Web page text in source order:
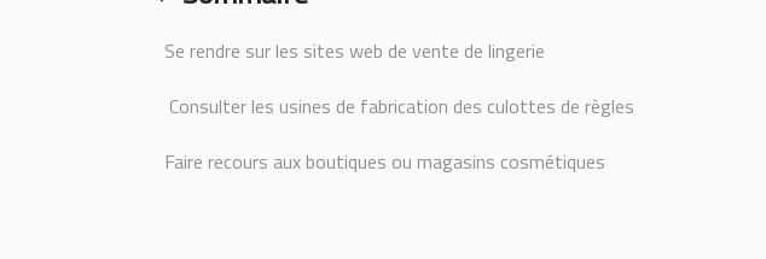
Se rendre sur les sites web de vente de lingerie
Consulter les usines de fabrication des culottes de règles
Faire recours aux boutiques ou magasins cosmétiques